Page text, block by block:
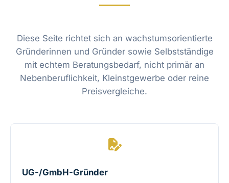
Diese Seite richtet sich an wachstumsorientierte
Gründerinnen und Gründer sowie Selbstständige
mit echtem Beratungsbedarf, nicht primär an
Nebenberuflichkeit, Kleinstgewerbe oder reine
Preisvergleiche.
UG-/GmbH-Gründer